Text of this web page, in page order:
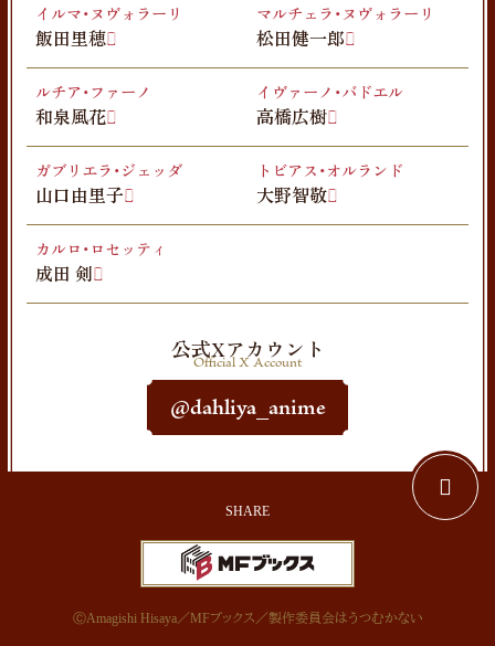
イルマ・ヌヴォラーリ
飯田里穂
マルチェラ・ヌヴォラーリ
松田健一郎
ルチア・ファーノ
和泉風花
イヴァーノ・バドエル
高橋広樹
ガブリエラ・ジェッダ
山口由里子
トビアス・オルランド
大野智敬
カルロ・ロセッティ
成田 剣
公式Xアカウント
Official X Account
@dahliya_anime
ⒸAmagishi Hisaya／MFブックス／製作委員会はうつむかない